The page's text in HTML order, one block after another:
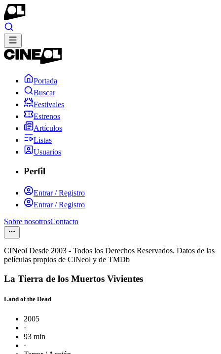
Portada
Buscar
Festivales
Estrenos
Artículos
Listas
Usuarios
Perfil
Entrar / Registro
Entrar / Registro
Sobre nosotrosContacto
CINeol Desde 2003 - Todos los Derechos Reservados. Datos de las
películas propios de CINeol y de TMDb
La Tierra de los Muertos Vivientes
Land of the Dead
2005
·
93 min
·